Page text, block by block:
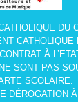
DU
CATHOLIQUE
À
SONT PAS
SCOLAIRE.
DÉROGATION